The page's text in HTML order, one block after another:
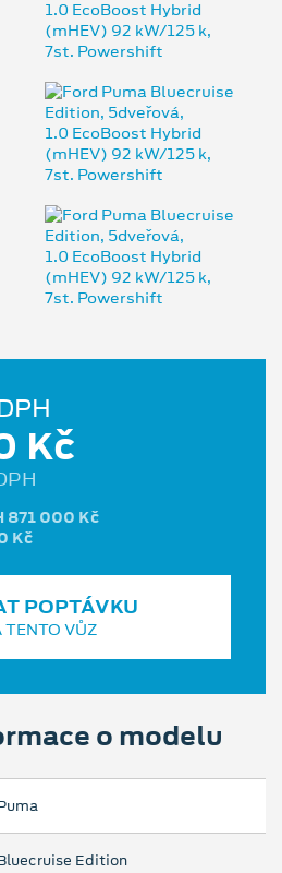
Kč
871 000 Kč
Kč
POPTÁVKU
TENTO VŮZ
o modelu
Edition